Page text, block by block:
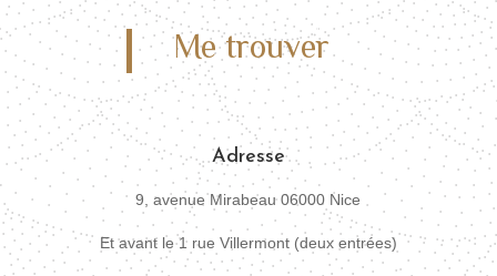
Me trouver
Adresse
9, avenue Mirabeau 06000 Nice
Et avant le 1 rue Villermont (deux entrées)